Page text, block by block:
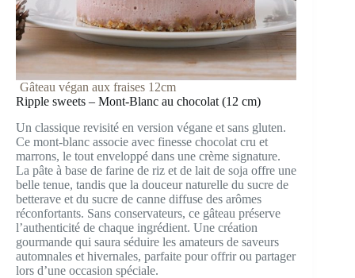
Gâteau végan aux fraises 12cm
Ripple sweets – Mont-Blanc au chocolat (12 cm)
Un classique revisité en version végane et sans gluten.
Ce mont-blanc associe avec finesse chocolat cru et
marrons, le tout enveloppé dans une crème signature.
La pâte à base de farine de riz et de lait de soja offre une
belle tenue, tandis que la douceur naturelle du sucre de
betterave et du sucre de canne diffuse des arômes
réconfortants. Sans conservateurs, ce gâteau préserve
l’authenticité de chaque ingrédient. Une création
gourmande qui saura séduire les amateurs de saveurs
automnales et hivernales, parfaite pour offrir ou partager
lors d’une occasion spéciale.